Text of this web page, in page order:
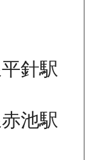
針駅
池駅